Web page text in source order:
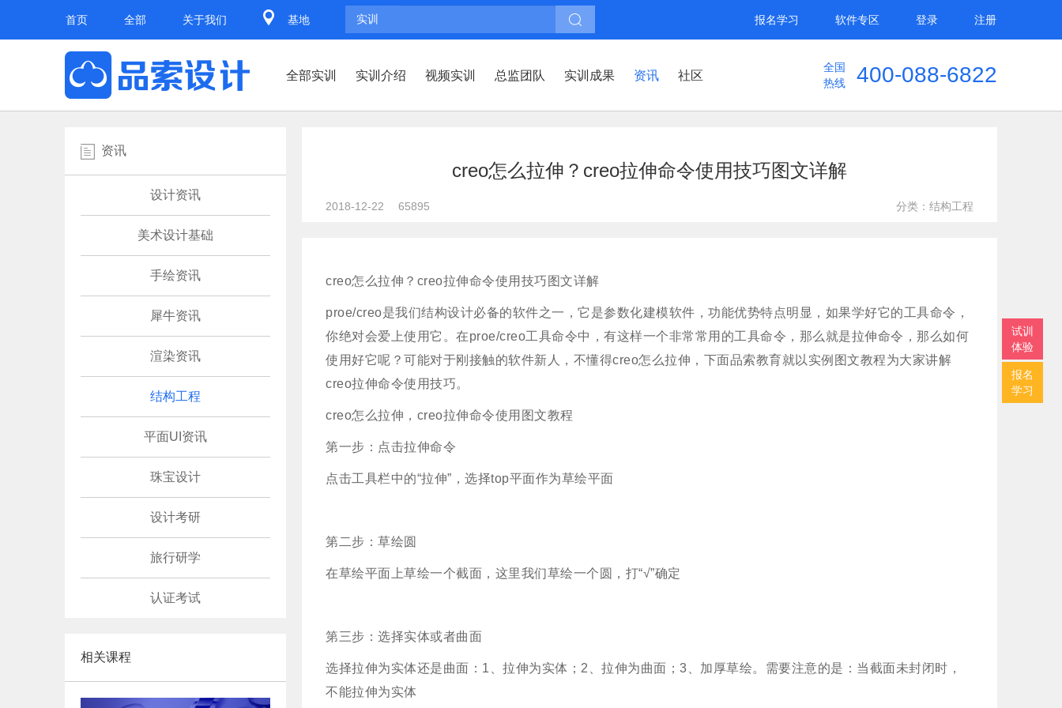
首页 全部 关于我们 基地 实训 注册
登录
软件专区
报名学习
全部实训 实训介绍 视频实训 总监团队 实训成果 资讯 社区
全国
热线
400-088-6822
资讯
设计资讯
美术设计基础
手绘资讯
犀牛资讯
渲染资讯
结构工程
平面UI资讯
珠宝设计
设计考研
旅行研学
认证考试
相关课程
creo怎么拉伸？creo拉伸命令使用技巧图文详解
2018-12-22 65895 分类：结构工程
creo怎么拉伸？creo拉伸命令使用技巧图文详解
proe/creo是我们结构设计必备的软件之一，它是参数化建模软件，功能优势特点明显，如果学好它的工具命令，
你绝对会爱上使用它。在proe/creo工具命令中，有这样一个非常常用的工具命令，那么就是拉伸命令，那么如何
使用好它呢？可能对于刚接触的软件新人，不懂得creo怎么拉伸，下面品索教育就以实例图文教程为大家讲解
creo拉伸命令使用技巧。
creo怎么拉伸，creo拉伸命令使用图文教程
第一步：点击拉伸命令
点击工具栏中的“拉伸”，选择top平面作为草绘平面
第二步：草绘圆
在草绘平面上草绘一个截面，这里我们草绘一个圆，打“√”确定
第三步：选择实体或者曲面
选择拉伸为实体还是曲面：1、拉伸为实体；2、拉伸为曲面；3、加厚草绘。需要注意的是：当截面未封闭时，
不能拉伸为实体
试训
体验
报名
学习